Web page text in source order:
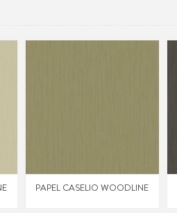
PAPEL CASELIO WOODLINE